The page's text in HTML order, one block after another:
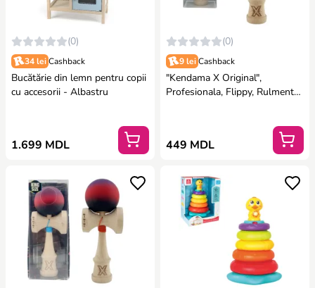
(0)
34 lei Cashback
Bucătărie din lemn pentru copii
cu accesorii - Albastru
1.699 MDL
(0)
9 lei Cashback
"Kendama X Original",
Profesionala, Flippy, Rulment
449 MDL